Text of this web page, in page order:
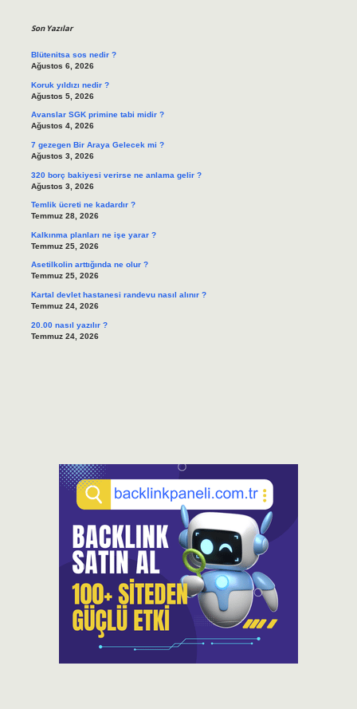
Son Yazılar
Blütenitsa sos nedir ?
Ağustos 6, 2026
Koruk yıldızı nedir ?
Ağustos 5, 2026
Avanslar SGK primine tabi midir ?
Ağustos 4, 2026
7 gezegen Bir Araya Gelecek mi ?
Ağustos 3, 2026
320 borç bakiyesi verirse ne anlama gelir ?
Ağustos 3, 2026
Temlik ücreti ne kadardır ?
Temmuz 28, 2026
Kalkınma planları ne işe yarar ?
Temmuz 25, 2026
Asetilkolin arttığında ne olur ?
Temmuz 25, 2026
Kartal devlet hastanesi randevu nasıl alınır ?
Temmuz 24, 2026
20.00 nasıl yazılır ?
Temmuz 24, 2026